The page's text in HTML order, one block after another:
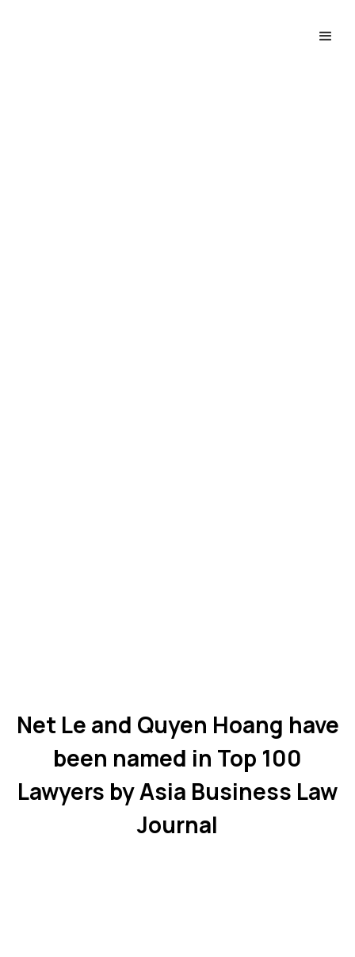
Net Le and Quyen Hoang have
been named in Top 100
Lawyers by Asia Business Law
Journal